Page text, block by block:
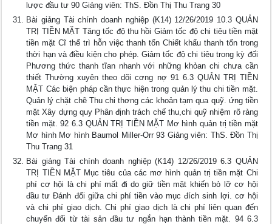
lược đầu tư 90 Giảng viên: ThS. Đồn Thị Thu Trang 30
Bài giảng Tài chính doanh nghiệp (K14) 12/26/2019 10.3 QUẢN
TRỊ TIỀN MẶT Tăng tốc độ thu hồi Giảm tốc độ chi tiêu tiền mặt
tiền mặt Cĩ thể trì hỗn việc thanh tốn Chiết khấu thanh tốn trong
thời hạn và điều kiện cho phép. Giảm tốc độ chi tiêu trong kỳ đối
Phương thức thanh tĩan nhanh với những khỏan chi chưa cần
thiết Thường xuyên theo dõi cơng nợ 91 6.3 QUẢN TRỊ TIỀN
MẶT Các biện pháp cần thực hiện trong quản lý thu chi tiền mặt.
Quản lý chặt chẽ Thu chi thơng các khoản tạm qua quỹ. ứng tiền
mặt Xây dựng quy Phân định trách chế thu,chi quỹ nhiệm rõ ràng
tiền mặt. 92 6.3 QUẢN TRỊ TIỀN MẶT Mơ hình quản trị tiền mặt
Mơ hình Mơ hình Baumol Miller-Orr 93 Giảng viên: ThS. Đồn Thị
Thu Trang 31
Bài giảng Tài chính doanh nghiệp (K14) 12/26/2019 6.3 QUẢN
TRỊ TIỀN MẶT Mục tiêu của các mơ hình quản trị tiền mặt Chi
phí cơ hội là chi phí mất đi do giữ tiền mặt khiến bỏ lỡ cơ hội
đầu tư Đánh đổi giữa chi phí tiền vào mục đích sinh lợi. cơ hội
và chi phí giao dịch. Chi phí giao dịch là chi phí liên quan đến
chuyển đổi từ tài sản đầu tư ngắn hạn thành tiền mặt. 94 6.3